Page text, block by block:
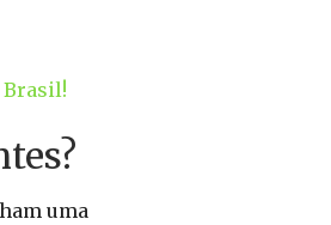
Brasil!
uma